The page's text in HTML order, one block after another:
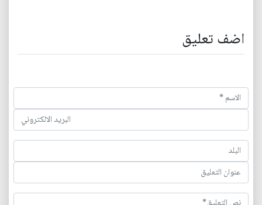
اضف تعليق